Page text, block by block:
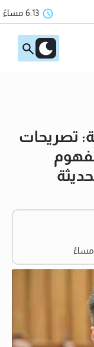
6:13 مساءً
تصريحات